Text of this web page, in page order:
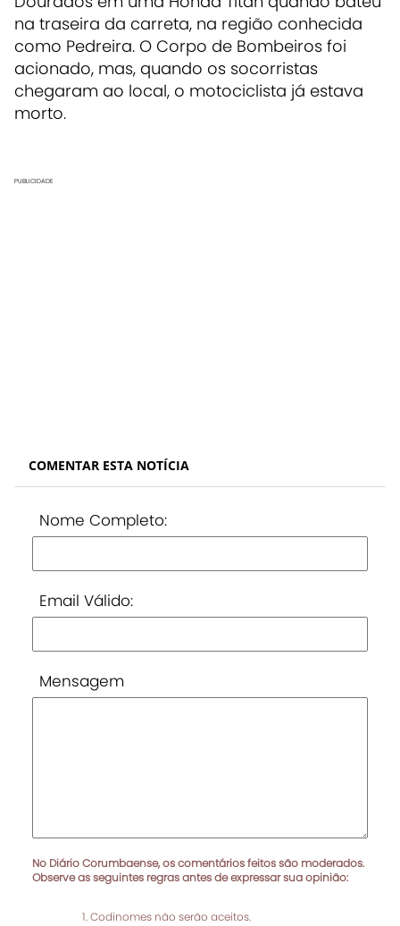
na traseira da carreta, na região conhecida
como Pedreira. O Corpo de Bombeiros foi
acionado, mas, quando os socorristas
chegaram ao local, o motociclista já estava
morto.
PUBLICIDADE
COMENTAR ESTA NOTÍCIA
Nome Completo:
Email Válido:
Mensagem
No Diário Corumbaense, os comentários feitos são moderados.
Observe as seguintes regras antes de expressar sua opinião:
Codinomes não serão aceitos.